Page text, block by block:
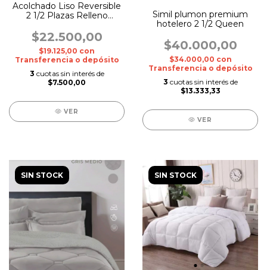
Acolchado Liso Reversible
2 1/2 Plazas Relleno
$22.500,00
$19.125,00 con
Transferencia o depósito
3 cuotas sin interés de
$7.500,00
VER
Simil plumon premium
hotelero 2 1/2 Queen
$40.000,00
$34.000,00 con
Transferencia o depósito
3 cuotas sin interés de
$13.333,33
VER
SIN STOCK SIN STOCK